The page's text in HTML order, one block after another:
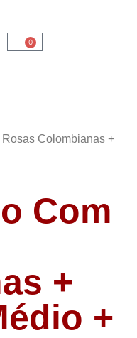
0
Colombianas +
Com
+
+